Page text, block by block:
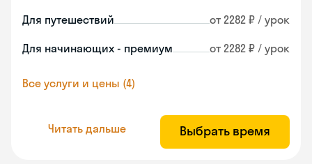
Для путешествий от 2282 ₽ / урок
Для начинающих - премиум от 2282 ₽ / урок
Все услуги и цены (4)
Читать дальше Выбрать время